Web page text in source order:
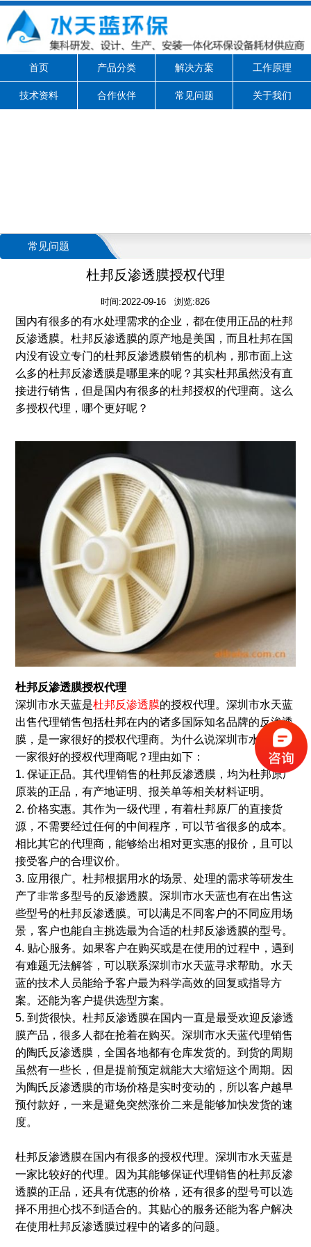
首页 产品分类 解决方案 工作原理
技术资料 合作伙伴 常见问题 关于我们
常见问题
杜邦反渗透膜授权代理
时间:2022-09-16 浏览:826
国内有很多的有水处理需求的企业，都在使用正品的杜邦
反渗透膜。杜邦反渗透膜的原产地是美国，而且杜邦在国
内没有设立专门的杜邦反渗透膜销售的机构，那市面上这
么多的杜邦反渗透膜是哪里来的呢？其实杜邦虽然没有直
接进行销售，但是国内有很多的杜邦授权的代理商。这么
多授权代理，哪个更好呢？
杜邦反渗透膜授权代理
深圳市水天蓝是杜邦反渗透膜的授权代理。深圳市水天蓝
出售代理销售包括杜邦在内的诸多国际知名品牌的反渗透
膜，是一家很好的授权代理商。为什么说深圳市水天蓝是
一家很好的授权代理商呢？理由如下：
1. 保证正品。其代理销售的杜邦反渗透膜，均为杜邦原厂
原装的正品，有产地证明、报关单等相关材料证明。
2. 价格实惠。其作为一级代理，有着杜邦原厂的直接货
源，不需要经过任何的中间程序，可以节省很多的成本。
相比其它的代理商，能够给出相对更实惠的报价，且可以
接受客户的合理议价。
3. 应用很广。杜邦根据用水的场景、处理的需求等研发生
产了非常多型号的反渗透膜。深圳市水天蓝也有在出售这
些型号的杜邦反渗透膜。可以满足不同客户的不同应用场
景，客户也能自主挑选最为合适的杜邦反渗透膜的型号。
4. 贴心服务。如果客户在购买或是在使用的过程中，遇到
有难题无法解答，可以联系深圳市水天蓝寻求帮助。水天
蓝的技术人员能给予客户最为科学高效的回复或指导方
案。还能为客户提供选型方案。
5. 到货很快。杜邦反渗透膜在国内一直是最受欢迎反渗透
膜产品，很多人都在抢着在购买。深圳市水天蓝代理销售
的陶氏反渗透膜，全国各地都有仓库发货的。到货的周期
虽然有一些长，但是提前预定就能大大缩短这个周期。因
为陶氏反渗透膜的市场价格是实时变动的，所以客户越早
预付款好，一来是避免突然涨价二来是能够加快发货的速
度。
杜邦反渗透膜在国内有很多的授权代理。深圳市水天蓝是
一家比较好的代理。因为其能够保证代理销售的杜邦反渗
透膜的正品，还具有优惠的价格，还有很多的型号可以选
择不用担心找不到适合的。其贴心的服务还能为客户解决
在使用杜邦反渗透膜过程中的诸多的问题。